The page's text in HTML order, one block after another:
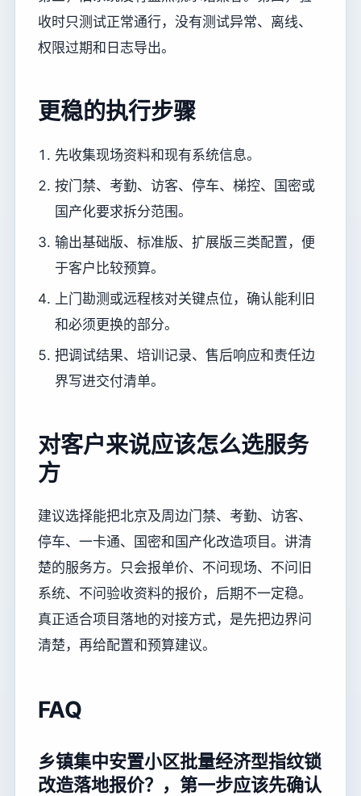
收时只测试正常通行，没有测试异常、离线、
权限过期和日志导出。
更稳的执行步骤
先收集现场资料和现有系统信息。
按门禁、考勤、访客、停车、梯控、国密或
国产化要求拆分范围。
输出基础版、标准版、扩展版三类配置，便
于客户比较预算。
上门勘测或远程核对关键点位，确认能利旧
和必须更换的部分。
把调试结果、培训记录、售后响应和责任边
界写进交付清单。
对客户来说应该怎么选服务
方
建议选择能把北京及周边门禁、考勤、访客、
停车、一卡通、国密和国产化改造项目。讲清
楚的服务方。只会报单价、不问现场、不问旧
系统、不问验收资料的报价，后期不一定稳。
真正适合项目落地的对接方式，是先把边界问
清楚，再给配置和预算建议。
FAQ
乡镇集中安置小区批量经济型指纹锁
改造落地报价？，第一步应该先确认